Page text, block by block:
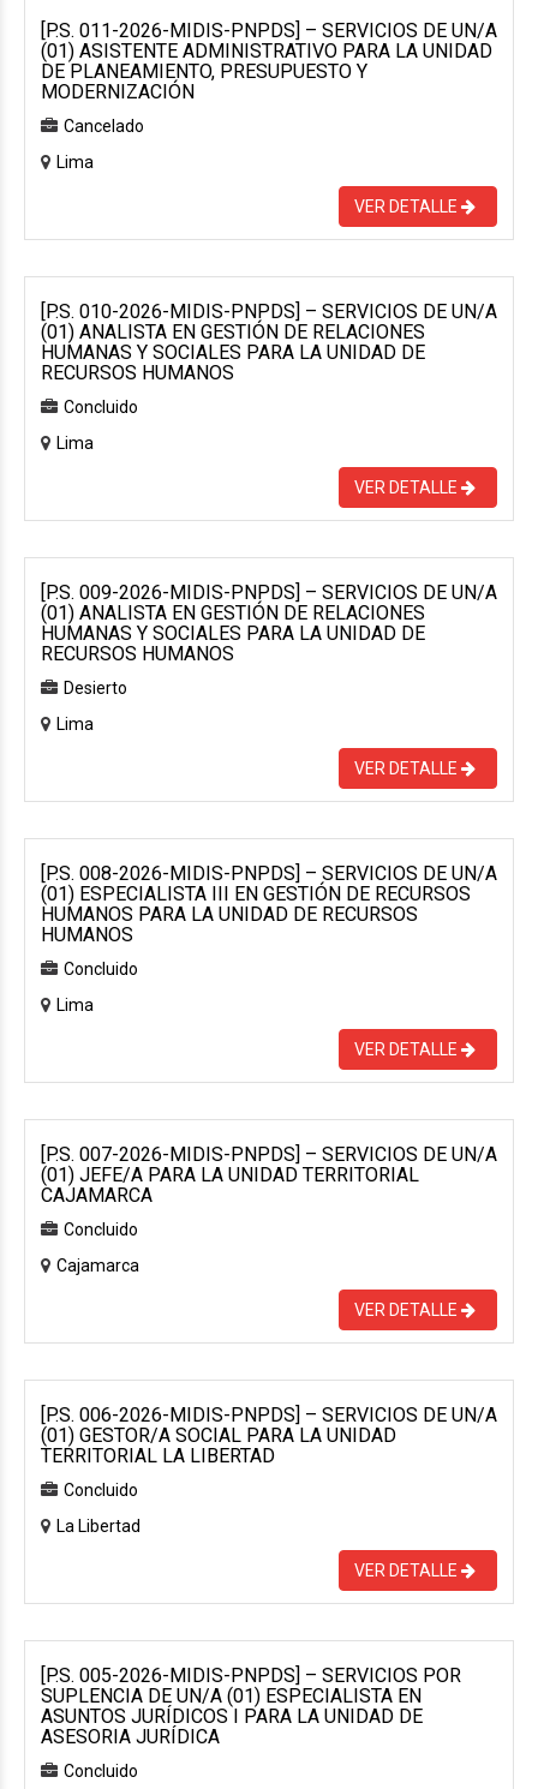
[P.S. 011-2026-MIDIS-PNPDS] – SERVICIOS DE UN/A
(01) ASISTENTE ADMINISTRATIVO PARA LA UNIDAD
DE PLANEAMIENTO, PRESUPUESTO Y
MODERNIZACIÓN
Cancelado
Lima
VER DETALLE
[P.S. 010-2026-MIDIS-PNPDS] – SERVICIOS DE UN/A
(01) ANALISTA EN GESTIÓN DE RELACIONES
HUMANAS Y SOCIALES PARA LA UNIDAD DE
RECURSOS HUMANOS
Concluido
Lima
VER DETALLE
[P.S. 009-2026-MIDIS-PNPDS] – SERVICIOS DE UN/A
(01) ANALISTA EN GESTIÓN DE RELACIONES
HUMANAS Y SOCIALES PARA LA UNIDAD DE
RECURSOS HUMANOS
Desierto
Lima
VER DETALLE
[P.S. 008-2026-MIDIS-PNPDS] – SERVICIOS DE UN/A
(01) ESPECIALISTA III EN GESTIÓN DE RECURSOS
HUMANOS PARA LA UNIDAD DE RECURSOS
HUMANOS
Concluido
Lima
VER DETALLE
[P.S. 007-2026-MIDIS-PNPDS] – SERVICIOS DE UN/A
(01) JEFE/A PARA LA UNIDAD TERRITORIAL
CAJAMARCA
Concluido
Cajamarca
VER DETALLE
[P.S. 006-2026-MIDIS-PNPDS] – SERVICIOS DE UN/A
(01) GESTOR/A SOCIAL PARA LA UNIDAD
TERRITORIAL LA LIBERTAD
Concluido
La Libertad
VER DETALLE
[P.S. 005-2026-MIDIS-PNPDS] – SERVICIOS POR
SUPLENCIA DE UN/A (01) ESPECIALISTA EN
ASUNTOS JURÍDICOS I PARA LA UNIDAD DE
ASESORIA JURÍDICA
Concluido